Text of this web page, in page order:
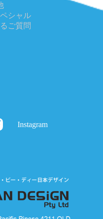
シャル
ご質問
Instagram